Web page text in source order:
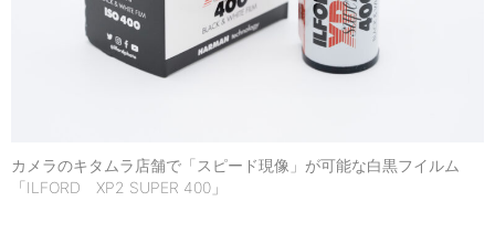
カメラのキタムラ店舗で「スピード現像」が可能な白黒フイルム
「ILFORD XP2 SUPER 400」